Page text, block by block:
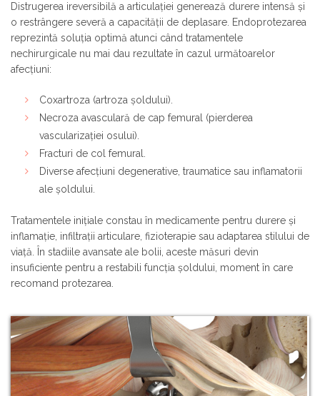
Distrugerea ireversibilă a articulației generează durere intensă și
o restrângere severă a capacității de deplasare. Endoprotezarea
reprezintă soluția optimă atunci când tratamentele
nechirurgicale nu mai dau rezultate în cazul următoarelor
afecțiuni:
Coxartroza (artroza șoldului).
Necroza avasculară de cap femural (pierderea
vascularizației osului).
Fracturi de col femural.
Diverse afecțiuni degenerative, traumatice sau inflamatorii
ale șoldului.
Tratamentele inițiale constau în medicamente pentru durere și
inflamație, infiltrații articulare, fizioterapie sau adaptarea stilului de
viață. În stadiile avansate ale bolii, aceste măsuri devin
insuficiente pentru a restabili funcția șoldului, moment în care
recomand protezarea.